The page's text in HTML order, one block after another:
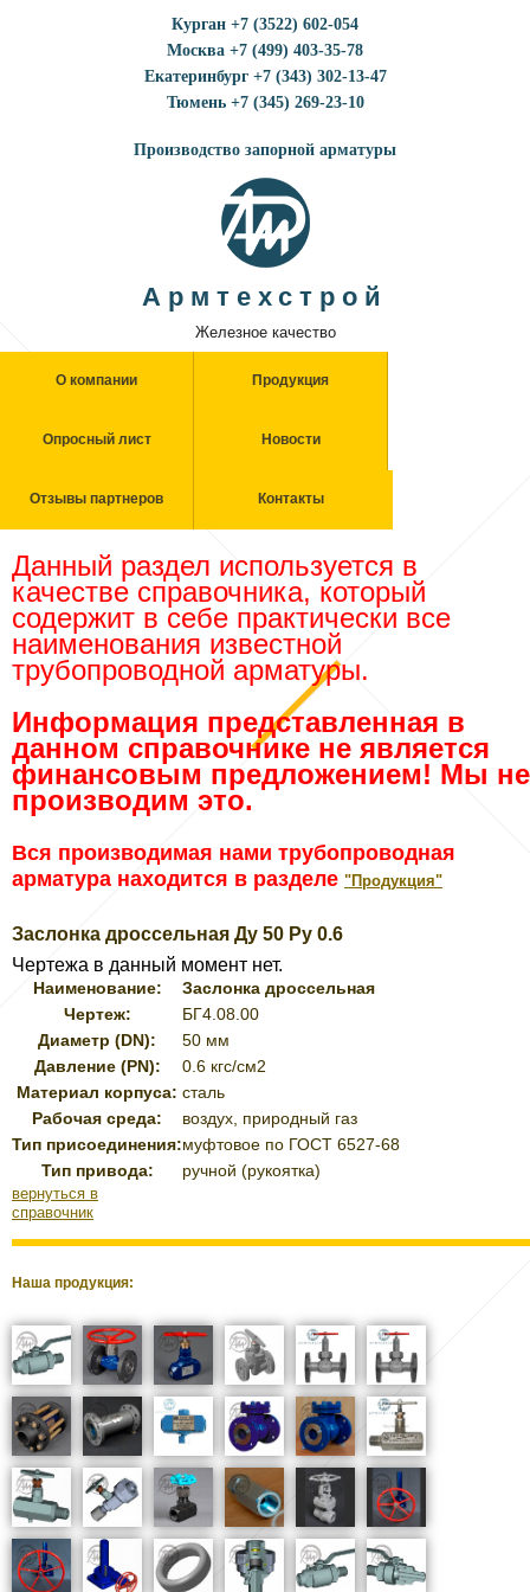
Курган +7 (3522) 602-054
Москва +7 (499) 403-35-78
Екатеринбург +7 (343) 302-13-47
Тюмень +7 (345) 269-23-10
Производство запорной арматуры
Армтехстрой
Железное качество
О компании Продукция
Опросный лист Новости
Отзывы партнеров Контакты
Данный раздел используется в
качестве справочника, который
содержит в себе практически все
наименования известной
трубопроводной арматуры.
Информация представленная в
данном справочнике не является
финансовым предложением! Мы не
производим это.
Вся производимая нами трубопроводная
арматура находится в разделе "Продукция"
Заслонка дроссельная Ду 50 Ру 0.6
Чертежа в данный момент нет.
Наименование:
Заслонка дроссельная
Чертеж:
БГ4.08.00
Диаметр (DN):
50 мм
Давление (PN):
0.6 кгс/см2
Материал корпуса: сталь
Рабочая среда:
воздух, природный газ
Тип присоединения:муфтовое по ГОСТ 6527-68
Тип привода:
ручной (рукоятка)
вернуться в
справочник
Наша продукция: